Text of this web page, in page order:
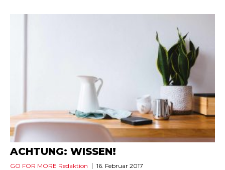
ACHTUNG: WISSEN!
GO FOR MORE Redaktion 16. Februar 2017